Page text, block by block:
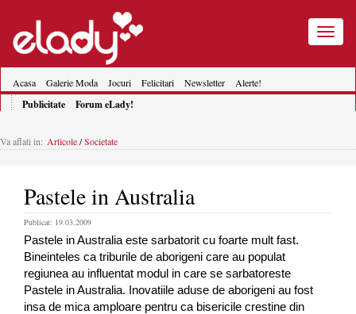
Toggle
Acasa Galerie Moda Jocuri Felicitari Newsletter Alerte!
Publicitate Forum eLady!
Va aflati in: Articole/Societate
Pastele in Australia
Publicat: 19.03.2009
Pastele in Australia este sarbatorit cu foarte mult fast.
Bineinteles ca triburile de aborigeni care au populat
regiunea au influentat modul in care se sarbatoreste
Pastele in Australia. Inovatiile aduse de aborigeni au fost
insa de mica amploare pentru ca bisericile crestine din